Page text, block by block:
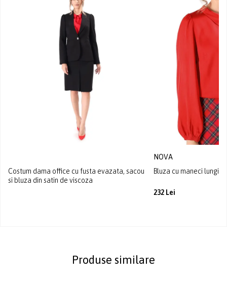
Costum dama office cu fusta evazata, sacou
si bluza din satin de viscoza
NOVA
Bluza cu maneci lungi
232 Lei
Produse similare